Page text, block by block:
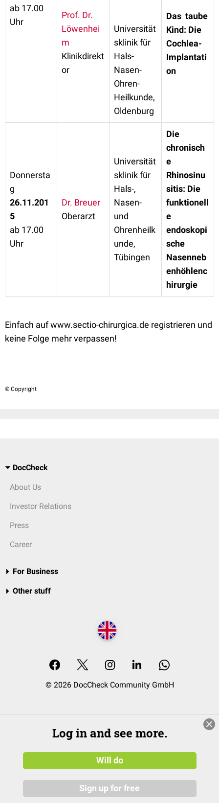
ab 17.00
Uhr
Prof. Dr.
Löwenhei
m
Klinikdirekt
or
Universität
sklinik für
Hals-
Nasen-
Ohren-
Heilkunde,
Oldenburg
Das taube
Kind: Die
Cochlea-
Implantati
on
Donnersta
g
26.11.201
5
ab 17.00
Uhr
Dr. Breuer
Oberarzt
Universität
sklinik für
Hals-,
Nasen-
und
Ohrenheilk
unde,
Tübingen
Die
chronisch
e
Rhinosinu
sitis: Die
funktionell
e
endoskopi
sche
Nasenneb
enhöhlenc
hirurgie
Einfach auf www.sectio-chirurgica.de registrieren und
keine Folge mehr verpassen!
© Copyright
DocCheck
About Us
Investor Relations
Press
Career
For Business
Other stuff
© 2026 DocCheck Community GmbH
Log in and see more.
Will do
Sign up for free